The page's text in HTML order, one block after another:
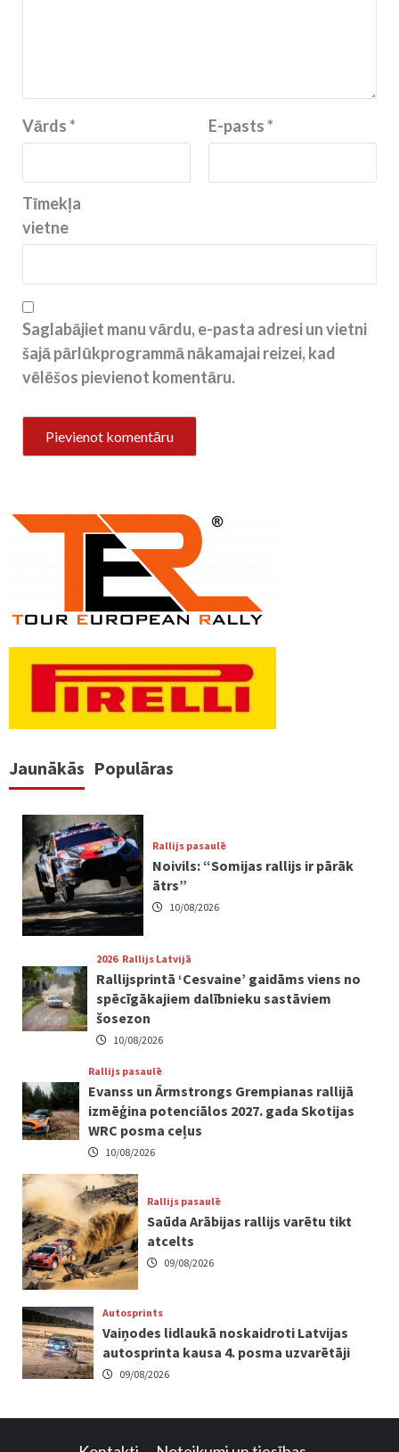
Vārds* E-pasts*
Tīmekļa
vietne
Saglabājiet manu vārdu, e-pasta adresi un vietni
šajā pārlūkprogrammā nākamajai reizei, kad
vēlēšos pievienot komentāru.
Jaunākās Populāras
Rallijs pasaulē
Noivils: “Somijas rallijs ir pārāk
ātrs”
10/08/2026
2026 Rallijs Latvijā
Rallijsprintā ‘Cesvaine’ gaidāms viens no
spēcīgākajiem dalībnieku sastāviem
šosezon
10/08/2026
Rallijs pasaulē
Evanss un Ārmstrongs Grempianas rallijā
izmēģina potenciālos 2027. gada Skotijas
WRC posma ceļus
10/08/2026
Rallijs pasaulē
Saūda Arābijas rallijs varētu tikt
atcelts
09/08/2026
Autosprints
Vaiņodes lidlaukā noskaidroti Latvijas
autosprinta kausa 4. posma uzvarētāji
09/08/2026